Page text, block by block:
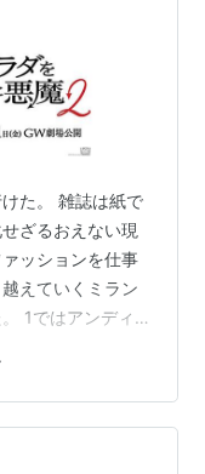
た。 雑誌は紙で
ざるおえない現
ッションを仕事
えていくミラン
1ではアンディに
な映画。